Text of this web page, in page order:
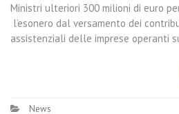
Ministri ulteriori 300 milioni di euro
l’esonero dal versamento dei
assistenziali delle imprese operanti
News